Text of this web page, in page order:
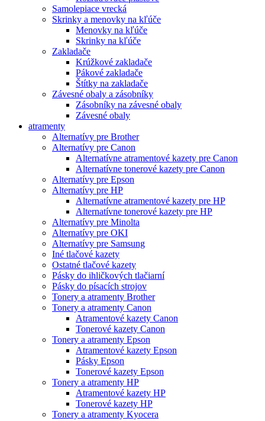
Samolepiace vrecká
Skrinky a menovky na kľúče
Menovky na kľúče
Skrinky na kľúče
Zakladače
Krúžkové zakladače
Pákové zakladače
Štítky na zakladače
Závesné obaly a zásobníky
Zásobníky na závesné obaly
Závesné obaly
atramenty
Alternatívy pre Brother
Alternatívy pre Canon
Alternatívne atramentové kazety pre Canon
Alternatívne tonerové kazety pre Canon
Alternatívy pre Epson
Alternatívy pre HP
Alternatívne atramentové kazety pre HP
Alternatívne tonerové kazety pre HP
Alternatívy pre Minolta
Alternatívy pre OKI
Alternatívy pre Samsung
Iné tlačové kazety
Ostatné tlačové kazety
Pásky do ihličkových tlačiarní
Pásky do písacích strojov
Tonery a atramenty Brother
Tonery a atramenty Canon
Atramentové kazety Canon
Tonerové kazety Canon
Tonery a atramenty Epson
Atramentové kazety Epson
Pásky Epson
Tonerové kazety Epson
Tonery a atramenty HP
Atramentové kazety HP
Tonerové kazety HP
Tonery a atramenty Kyocera